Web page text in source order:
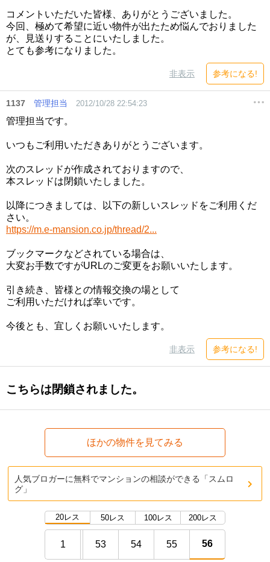
コメントいただいた皆様、ありがとうございました。
今回、極めて希望に近い物件が出たため悩んでおりました
が、見送りすることにいたしました。
とても参考になりました。
非表示 参考になる!
1137 管理担当 2012/10/28 22:54:23
管理担当です。
いつもご利用いただきありがとうございます。
次のスレッドが作成されておりますので、
本スレッドは閉鎖いたしました。
以降につきましては、以下の新しいスレッドをご利用くだ
さい。
https://m.e-mansion.co.jp/thread/2...
ブックマークなどされている場合は、
大変お手数ですがURLのご変更をお願いいたします。
引き続き、皆様との情報交換の場として
ご利用いただければ幸いです。
今後とも、宜しくお願いいたします。
非表示 参考になる!
こちらは閉鎖されました。
ほかの物件を見てみる
人気ブロガーに無料でマンションの相談ができる「スムロ
グ」
20レス 50レス 100レス 200レス
1 53 54 55 56